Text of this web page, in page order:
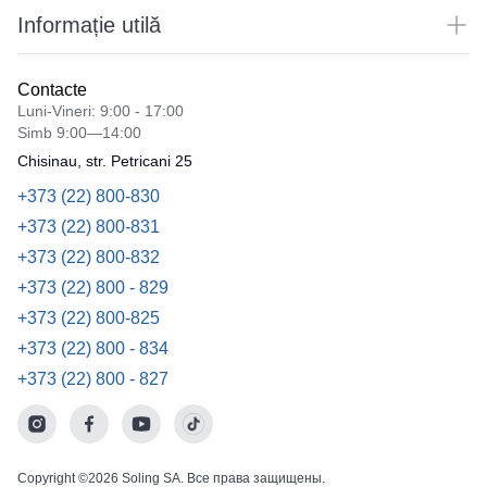
Informație utilă
Contacte
Luni-Vineri: 9:00 - 17:00
Simb 9:00—14:00
Chisinau, str. Petricani 25
+373 (22) 800-830
+373 (22) 800-831
+373 (22) 800-832
+373 (22) 800 - 829
+373 (22) 800-825
+373 (22) 800 - 834
+373 (22) 800 - 827
Copyright ©2026 Soling SA. Все права защищены.